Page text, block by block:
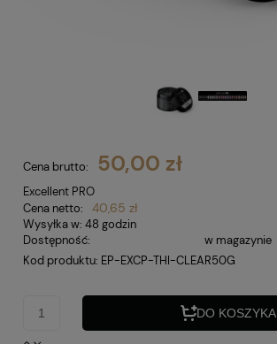
Cena brutto: 50,00 zł
Excellent PRO
Cena netto:
40,65 zł
Wysyłka w: 48 godzin
Dostępność:
w magazynie
Kod produktu: EP-EXCP-THI-CLEAR50G
DO KOSZYKA